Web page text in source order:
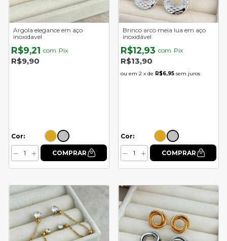
Argola elegance em aço
inoxidavel
R$9,21 com Pix
R$9,90
Cor:
Brinco arco meia lua em aço
inoxidável
R$12,93 com Pix
R$13,90
2 x de R$6,95 sem juros
Cor: